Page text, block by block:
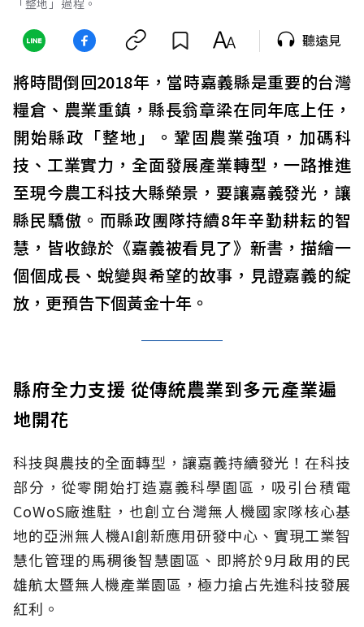
「整地」過程。
聽遠見
將時間倒回2018年，當時嘉義縣是重要的台灣
糧倉、農業重鎮，縣長翁章梁在同年底上任，
開始縣政「整地」。鞏固農業強項，加碼科
技、工業實力，全面發展產業轉型，一路推進
至現今農工科技大縣榮景，要讓嘉義發光，讓
縣民驕傲。而縣政團隊持續8年辛勤耕耘的智
慧，皆收錄於《嘉義被看見了》新書，描繪一
個個成長、蛻變與希望的故事，見證嘉義的綻
放，更預告下個黃金十年。
縣府全力支援 從傳統農業到多元產業遍
地開花
科技與農技的全面轉型，讓嘉義持續發光！在科技
部分，從零開始打造嘉義科學園區，吸引台積電
CoWoS廠進駐，也創立台灣無人機國家隊核心基
地的亞洲無人機AI創新應用研發中心、實現工業智
慧化管理的馬稠後智慧園區、即將於9月啟用的民
雄航太暨無人機產業園區，極力搶占先進科技發展
紅利。